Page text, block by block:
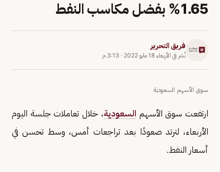
1.65% بفضل مكاسب النفط
فريق التحرير
نُشر في الأربعاء 18 مايو 2022 · 3:13 م
سوق الأسهم السعودية
ارتفعت سوق الأسهم السعودية، خلال تعاملات جلسة اليوم
الأربعاء، لترتد صعودًا بعد تراجعات أمس، وسط تحسن في
أسعار النفط.